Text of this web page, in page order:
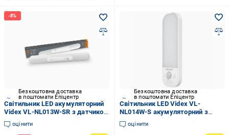
Безкоштовна доставка
в поштомати Епіцентр
Світильник LED акумуляторний
Videx VL-NL013W-SR з датчиком
руху (36553895)
оцінити
Безкоштовна доставка
в поштомати Епіцентр
Світильник LED Videx VL-
NL014W-S акумуляторний з
датчиком руху (3120308361)
оцінити